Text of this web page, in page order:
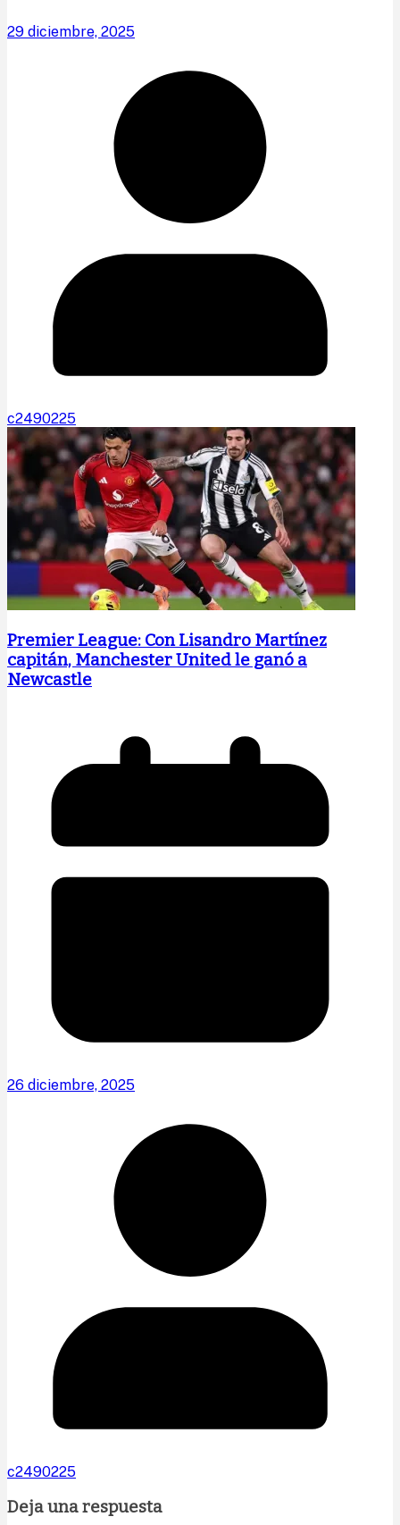
29 diciembre, 2025
c2490225
Premier League: Con Lisandro Martínez
capitán, Manchester United le ganó a
Newcastle
26 diciembre, 2025
c2490225
Deja una respuesta